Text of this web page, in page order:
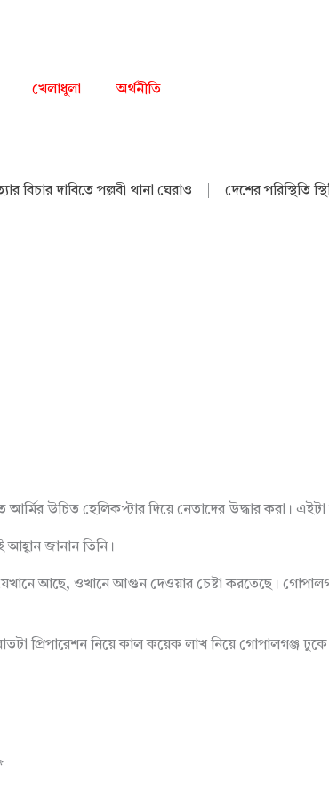
খেলাধুলা অর্থনীতি
বিচার দাবিতে পল্লবী থানা ঘেরাও দেশের পরিস্থিতি
উচিত হেলিকপ্টার দিয়ে নেতাদের উদ্ধার করা।
জানান তিনি।
আছে, ওখানে আগুন দেওয়ার চেষ্টা করতেছে।
প্রিপারেশন নিয়ে কাল কয়েক লাখ নিয়ে গোপালগঞ্জ